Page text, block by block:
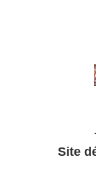
Site